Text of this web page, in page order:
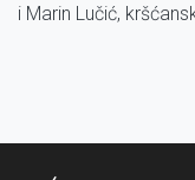
i Marin Lučić,